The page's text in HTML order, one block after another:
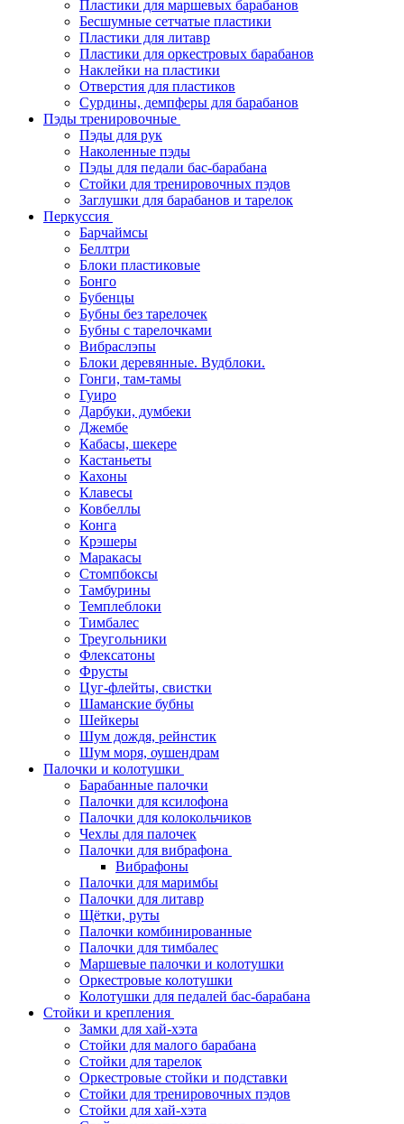
Пластики для маршевых барабанов
Бесшумные сетчатые пластики
Пластики для литавр
Пластики для оркестровых барабанов
Наклейки на пластики
Отверстия для пластиков
Сурдины, демпферы для барабанов
Пэды тренировочные
Пэды для рук
Наколенные пэды
Пэды для педали бас-барабана
Стойки для тренировочных пэдов
Заглушки для барабанов и тарелок
Перкуссия
Барчаймсы
Беллтри
Блоки пластиковые
Бонго
Бубенцы
Бубны без тарелочек
Бубны с тарелочками
Вибраслэпы
Блоки деревянные. Вудблоки.
Гонги, там-тамы
Гуиро
Дарбуки, думбеки
Джембе
Кабасы, шекере
Кастаньеты
Кахоны
Клавесы
Ковбеллы
Конга
Крэшеры
Маракасы
Стомпбоксы
Тамбурины
Темплеблоки
Тимбалес
Треугольники
Флексатоны
Фрусты
Цуг-флейты, свистки
Шаманские бубны
Шейкеры
Шум дождя, рейнстик
Шум моря, оушендрам
Палочки и колотушки
Барабанные палочки
Палочки для ксилофона
Палочки для колокольчиков
Чехлы для палочек
Палочки для вибрафона
Вибрафоны
Палочки для маримбы
Палочки для литавр
Щётки, руты
Палочки комбинированные
Палочки для тимбалес
Маршевые палочки и колотушки
Оркестровые колотушки
Колотушки для педалей бас-барабана
Стойки и крепления
Замки для хай-хэта
Стойки для малого барабана
Стойки для тарелок
Оркестровые стойки и подставки
Стойки для тренировочных пэдов
Стойки для хай-хэта